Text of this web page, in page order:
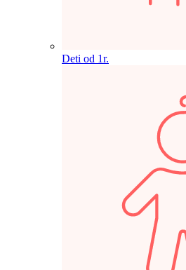
Deti od 1r.